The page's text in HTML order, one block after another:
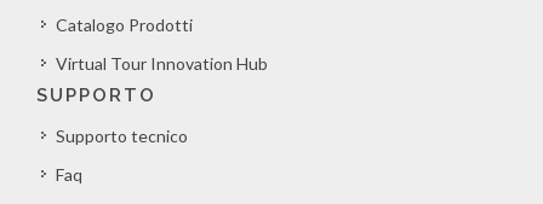
Catalogo Prodotti
Virtual Tour Innovation Hub
SUPPORTO
Supporto tecnico
Faq